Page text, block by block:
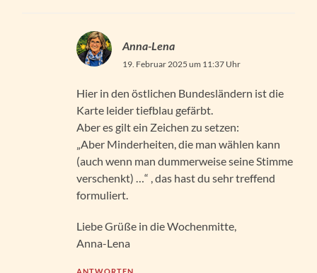
Anna-Lena
19. Februar 2025 um 11:37 Uhr
Hier in den östlichen Bundesländern ist die
Karte leider tiefblau gefärbt.
Aber es gilt ein Zeichen zu setzen:
„Aber Minderheiten, die man wählen kann
(auch wenn man dummerweise seine Stimme
verschenkt) …“ , das hast du sehr treffend
formuliert.
Liebe Grüße in die Wochenmitte,
Anna-Lena
ANTWORTEN